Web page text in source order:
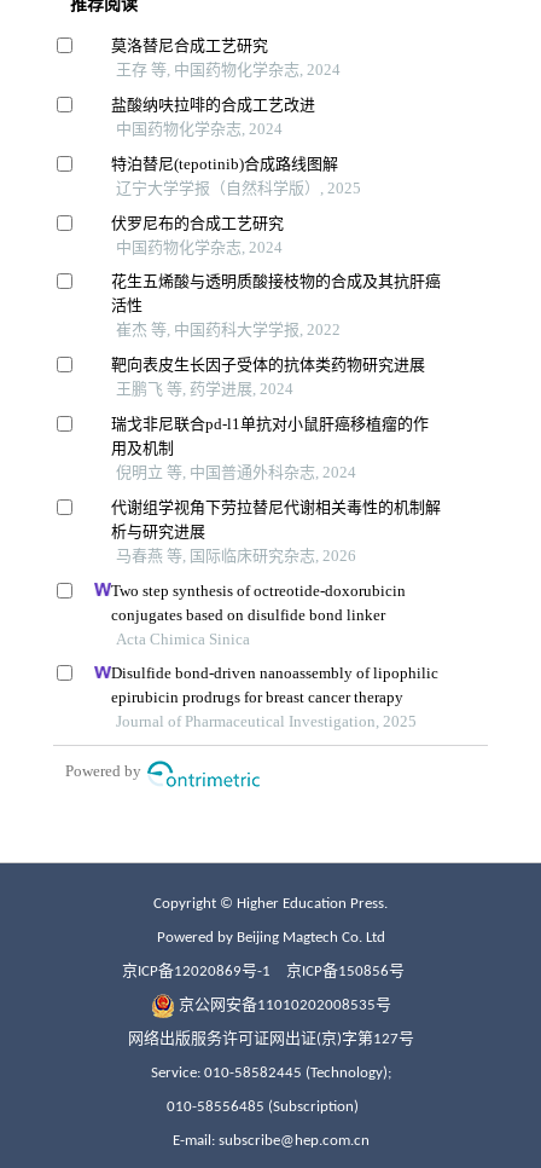
Copyright © Higher Education Press.
Powered by Beijing Magtech Co. Ltd
京ICP备12020869号-1 京ICP备150856号
京公网安备11010202008535号
网络出版服务许可证网出证(京)字第127号
Service: 010-58582445 (Technology);
010-58556485 (Subscription)
E-mail: subscribe@hep.com.cn